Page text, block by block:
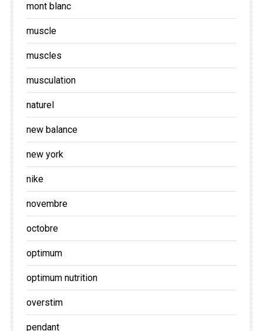
mont blanc
muscle
muscles
musculation
naturel
new balance
new york
nike
novembre
octobre
optimum
optimum nutrition
overstim
pendant